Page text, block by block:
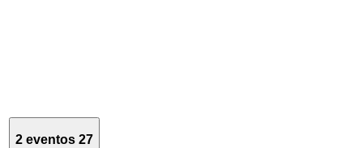
2 eventos 27